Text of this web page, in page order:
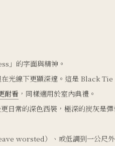
的字面與精神。
光線下更顯深邃。這是 Black Tie
耐看 ，同樣適用於室內典禮。
日常的深色西裝，極深的炭灰是彈
worsted）、或低調到一公尺